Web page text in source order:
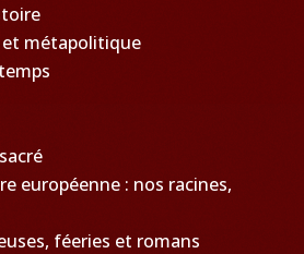
métapolitique
européenne : nos racines,
féeries et romans